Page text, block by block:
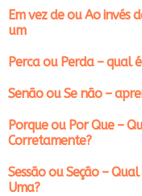
Em vez de ou Ao invés
um
Perca ou Perda – qual
Senão ou Se não –
Porque ou Por Que –
Corretamente?
Sessão ou Seção –
Uma?